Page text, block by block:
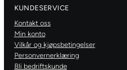
KUNDESERVICE
Kontakt oss
Min konto
Vilkår og kjøpsbetingelser
Personvernerklæring
Bli bedriftskunde